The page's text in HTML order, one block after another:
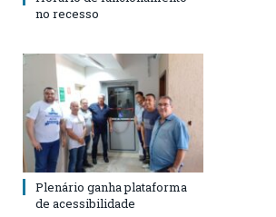
no recesso
Plenário ganha plataforma
de acessibilidade